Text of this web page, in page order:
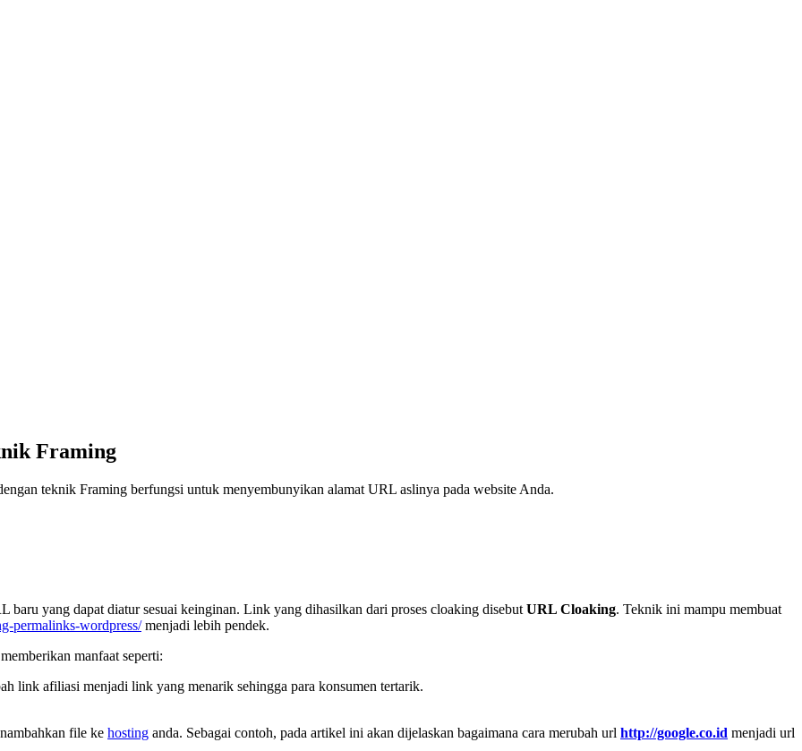
Framing
teknik Framing berfungsi untuk menyembunyikan alamat URL aslinya pada website Anda.
yang dapat diatur sesuai keinginan. Link yang dihasilkan dari proses cloaking disebut URL Cloaking. Teknik ini mampu membuat
permalinks-wordpress/menjadi lebih pendek.
manfaat seperti:
link afiliasi menjadi link yang menarik sehingga para konsumen tertarik.
file ke hosting anda. Sebagai contoh, pada artikel ini akan dijelaskan bagaimana cara merubah url http://google.co.id menjadi url